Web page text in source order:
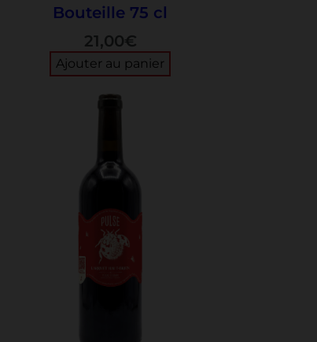
Bouteille 75 cl
21,00€
Ajouter au panier